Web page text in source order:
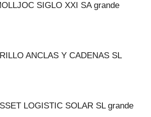
SIGLO XXI SA grande
ANCLAS Y CADENAS SL
LOGISTIC SOLAR SL grande